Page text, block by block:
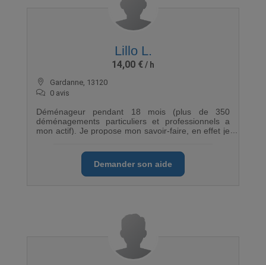
Lillo L.
14,00 €
Gardanne, 13120
0 avis
Déménageur pendant 18 mois (plus de 350
déménagements particuliers et professionnels a
mon actif). Je propose mon savoir-faire, en effet je
afin d'éviter la casse et les aller retours inutiles. -
les techniques de manut' (charges lourdes,
fragiles, etc...) En somme : Soin de vos affaires,
rapidité, abnégation, savoir-faire, bonne humeur ne
Demander son aide